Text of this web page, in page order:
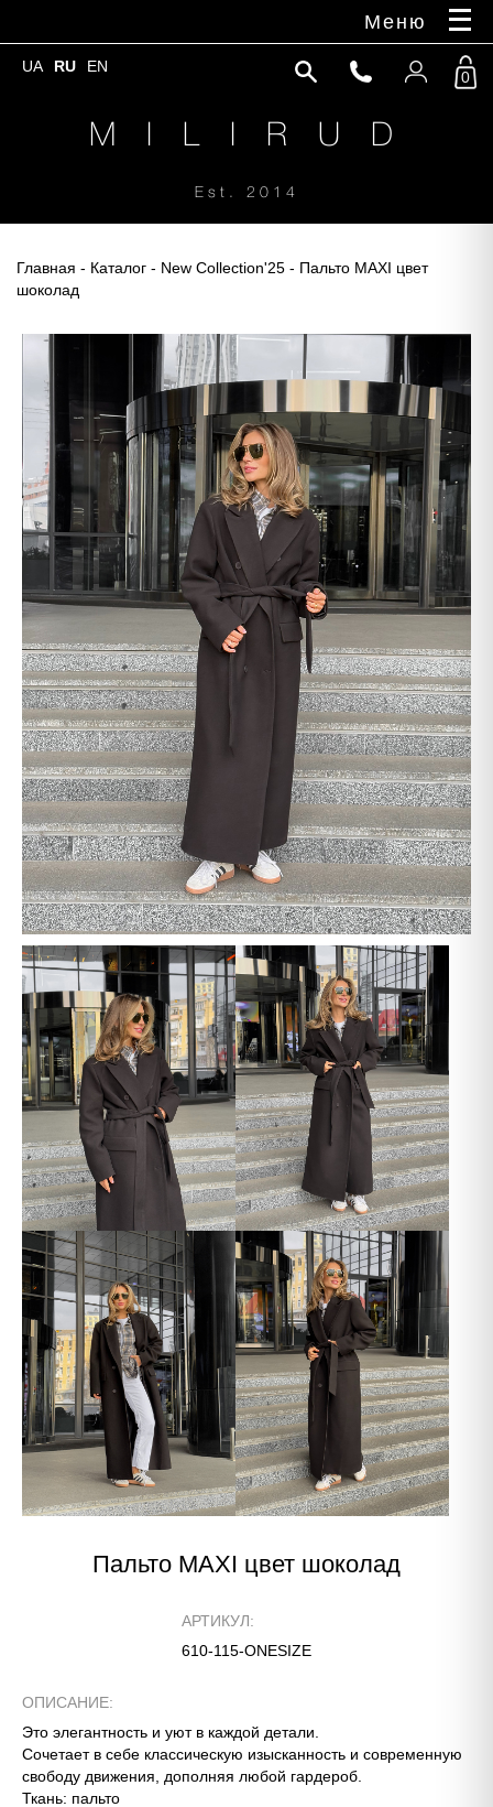
Меню
UA RU EN
M I L I R U D
Est. 2014
0
Главная - Каталог - New Collection'25 - Пальто MAXI цвет
шоколад
Пальто MAXI цвет шоколад
АРТИКУЛ:
610-115-ONESIZE
ОПИСАНИЕ:
Это элегантность и уют в каждой детали.
Сочетает в себе классическую изысканность и современную
свободу движения, дополняя любой гардероб.
Ткань: пальто